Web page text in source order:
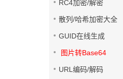
RC4加密/解密
散列/哈希加密大全
GUID在线生成
图片转Base64
URL编码/解码